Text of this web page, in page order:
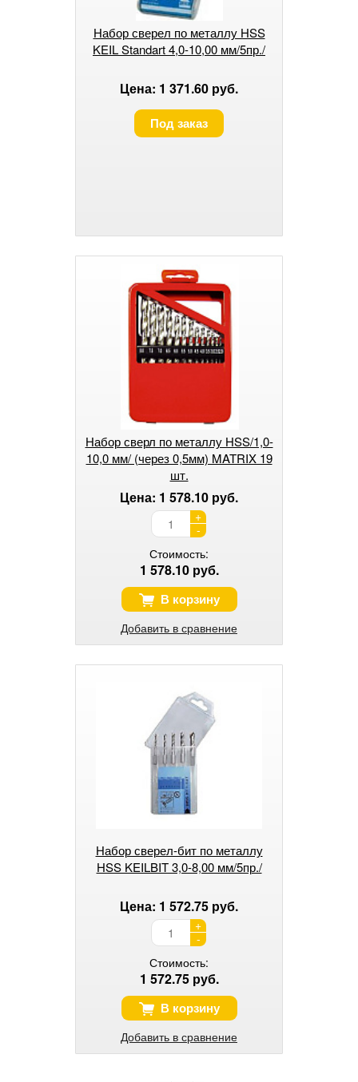
Набор сверел по металлу HSS
KEIL Standart 4,0-10,00 мм/5пр./
Цена: 1 371.60 руб.
Под заказ
Набор сверл по металлу HSS/1,0-
10,0 мм/ (через 0,5мм) MATRIX 19
шт.
Цена: 1 578.10 руб.
+
-
Стоимость:
1 578.10 руб.
В корзину
Добавить в сравнение
Набор сверел-бит по металлу
HSS KEILBIT 3,0-8,00 мм/5пр./
Цена: 1 572.75 руб.
+
-
Стоимость:
1 572.75 руб.
В корзину
Добавить в сравнение